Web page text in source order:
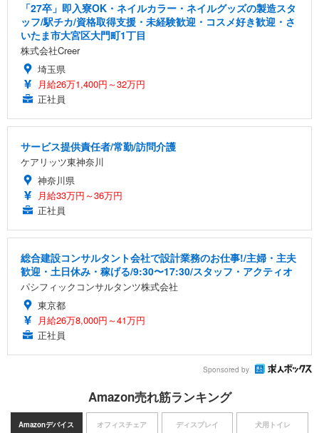
「27卒」即入寮OK・ネイルカラー・ネイルグッズの製造スタ
ッフ/駅チカ/資格取得支援・未経験歓迎・コスメ好き歓迎・さ
いたま市大宮区大門町1丁目
株式会社Creer
埼玉県
月給26万1,400円～32万円
正社員
サービス提供責任者/常勤/訪問介護
ケアリッツ東神奈川
神奈川県
月給33万円～36万円
正社員
総合建設コンサルタント会社で設計業務のお仕事!/主婦・主夫
歓迎・土日休み・稼げる/9:30〜17:30/スタッフ・アクティオ
パシフィックコンサルタンツ株式会社
東京都
月給26万8,000円～41万円
正社員
Sponsored by
Amazon売れ筋ランキング
Amazonデバイス オフィスチェア ディスプレイ 犬用トイレ